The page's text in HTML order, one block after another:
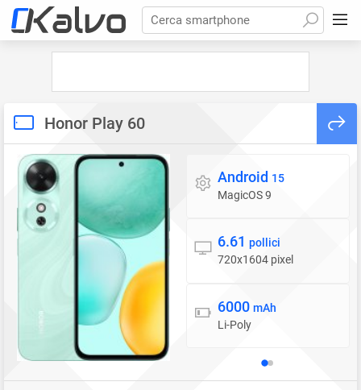
Cerca smartphone
Honor Play 60
Sistema operativo
Android 15
MagicOS 9
Display
6.61 pollici
720x1604 pixel
Batteria
6000 mAh
Li-Poly